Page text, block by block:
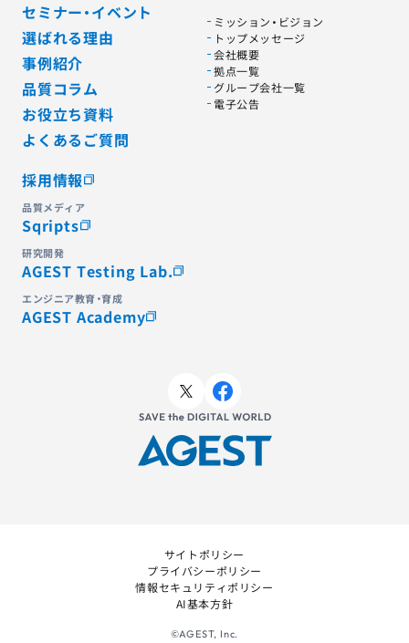
セミナー・イベント
選ばれる理由
事例紹介
品質コラム
お役立ち資料
よくあるご質問
ミッション・ビジョン
トップメッセージ
会社概要
拠点一覧
グループ会社一覧
電子公告
採用情報
品質メディア
Sqripts
研究開発
AGEST Testing Lab.
エンジニア教育・育成
AGEST Academy
サイトポリシー
プライバシーポリシー
情報セキュリティポリシー
AI基本方針
©AGEST, Inc.